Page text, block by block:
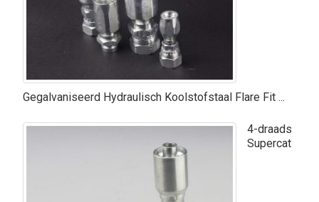
Gegalvaniseerd Hydraulisch Koolstofstaal Flare Fit ...
4-draads
Supercat